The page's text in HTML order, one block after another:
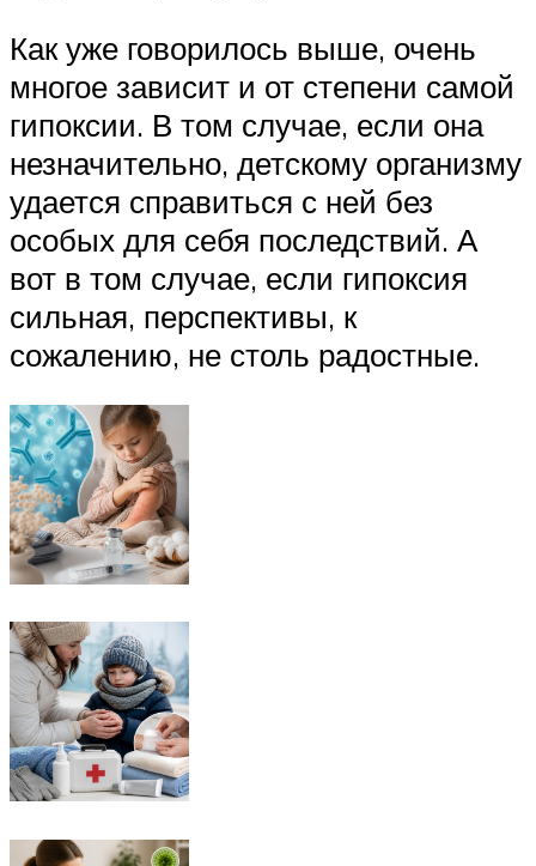
Как уже говорилось выше, очень
многое зависит и от степени самой
гипоксии. В том случае, если она
незначительно, детскому организму
удается справиться с ней без
особых для себя последствий. А
вот в том случае, если гипоксия
сильная, перспективы, к
сожалению, не столь радостные.